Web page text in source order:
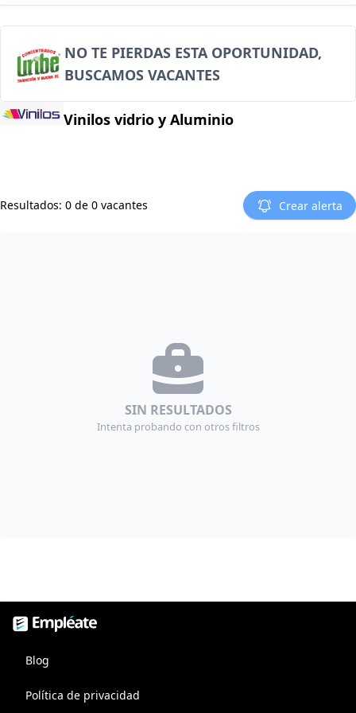
NO TE PIERDAS ESTA OPORTUNIDAD,
BUSCAMOS VACANTES
Vinilos vidrio y Aluminio
Resultados: 0 de 0 vacantes Crear alerta
SIN RESULTADOS
Intenta probando con otros filtros
Empléate, bolsa de trabajo
Blog
Política de privacidad